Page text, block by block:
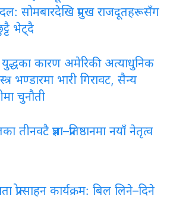
सोमबारदेखि प्रमुख राजदूतहरूसँग
भेट्दै
युद्धका कारण अमेरिकी अत्याधुनिक
भण्डारमा भारी गिरावट, सैन्य
चुनौती
तीनवटै प्रज्ञा–प्रतिष्ठानमा नयाँ नेतृत्व
प्रोत्साहन कार्यक्रम: बिल लिने–दिने